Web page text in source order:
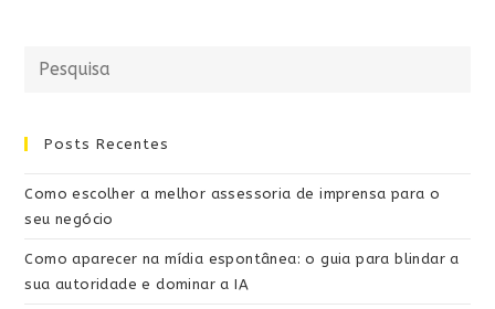
Posts Recentes
Como escolher a melhor assessoria de imprensa para o
seu negócio
Como aparecer na mídia espontânea: o guia para blindar a
sua autoridade e dominar a IA